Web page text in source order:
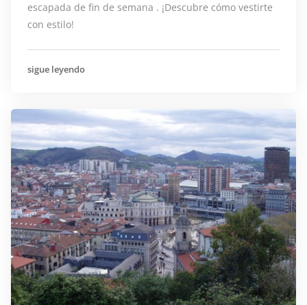
escapada de fin de semana . ¡Descubre cómo vestirte
con estilo!
sigue leyendo